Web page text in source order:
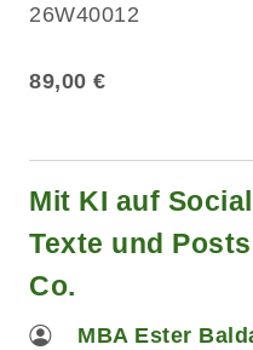
26W40012
89,00 €
Mit KI auf
Texte und
Co.
MBA Ester